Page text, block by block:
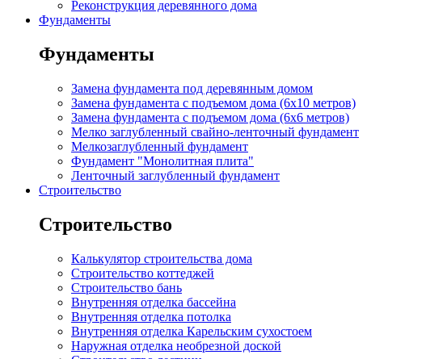
Реконструкция деревянного дома
Фундаменты
Фундаменты
Замена фундамента под деревянным домом
Замена фундамента с подъемом дома (6x10 метров)
Замена фундамента с подъемом дома (6x6 метров)
Мелко заглубленный свайно-ленточный фундамент
Мелкозаглубленный фундамент
Фундамент "Монолитная плита"
Ленточный заглубленный фундамент
Строительство
Строительство
Калькулятор строительства дома
Строительство коттеджей
Строительство бань
Внутренняя отделка бассейна
Внутренняя отделка потолка
Внутренняя отделка Карельским сухостоем
Наружная отделка необрезной доской